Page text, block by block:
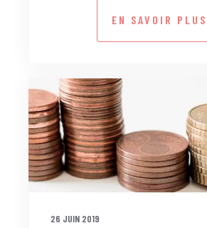
EN SAVOIR PLUS
26 JUIN 2019